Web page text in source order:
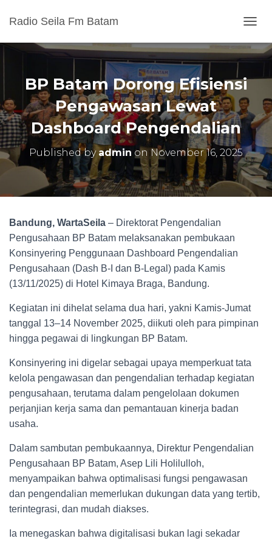
Radio Seila Fm Batam
O
G
L
A
V
G
A
T
I
O
BP Batam Dorong Efisiensi
Pengawasan Lewat
Dashboard Pengendalian
Published by admin on November 16, 2025
Bandung, WartaSeila – Direktorat Pengendalian
Pengusahaan BP Batam melaksanakan pembukaan
Konsinyering Penggunaan Dashboard Pengendalian
Pengusahaan (Dash B-I dan B-Legal) pada Kamis
(13/11/2025) di Hotel Kimaya Braga, Bandung.
Kegiatan ini dihelat selama dua hari, yakni Kamis-Jumat
tanggal 13–14 November 2025, diikuti oleh para pimpinan
hingga pegawai di lingkungan BP Batam.
Konsinyering ini digelar sebagai upaya memperkuat tata
kelola pengawasan dan pengendalian terhadap kegiatan
pengusahaan, terutama dalam pengelolaan dokumen
perjanjian kerja sama dan pemantauan kinerja badan
usaha.
Dalam sambutan pembukaannya, Direktur Pengendalian
Pengusahaan BP Batam, Asep Lili Holilulloh,
menyampaikan bahwa optimalisasi fungsi pengawasan
dan pengendalian memerlukan dukungan data yang tertib,
terintegrasi, dan mudah diakses.
Ia menegaskan bahwa digitalisasi bukan lagi sekadar